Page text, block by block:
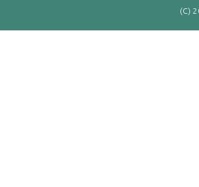
(C)